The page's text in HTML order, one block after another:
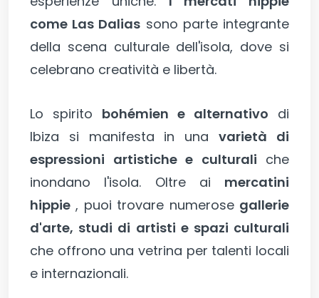
come Las Dalias sono parte integrante
della scena culturale dell'isola, dove si
celebrano creatività e libertà.
Lo spirito bohémien e alternativo di
Ibiza si manifesta in unavarietà di
espressioni artistiche e culturali che
inondano l'isola. Oltre ai mercatini
hippie , puoi trovare numerose gallerie
d'arte, studi di artisti e spazi culturali
che offrono una vetrina per talenti locali
e internazionali.